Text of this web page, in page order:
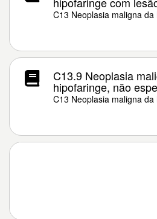
C13 Neoplasia maligna
C13.9 Neoplasia
hipofaringe, não
C13 Neoplasia maligna